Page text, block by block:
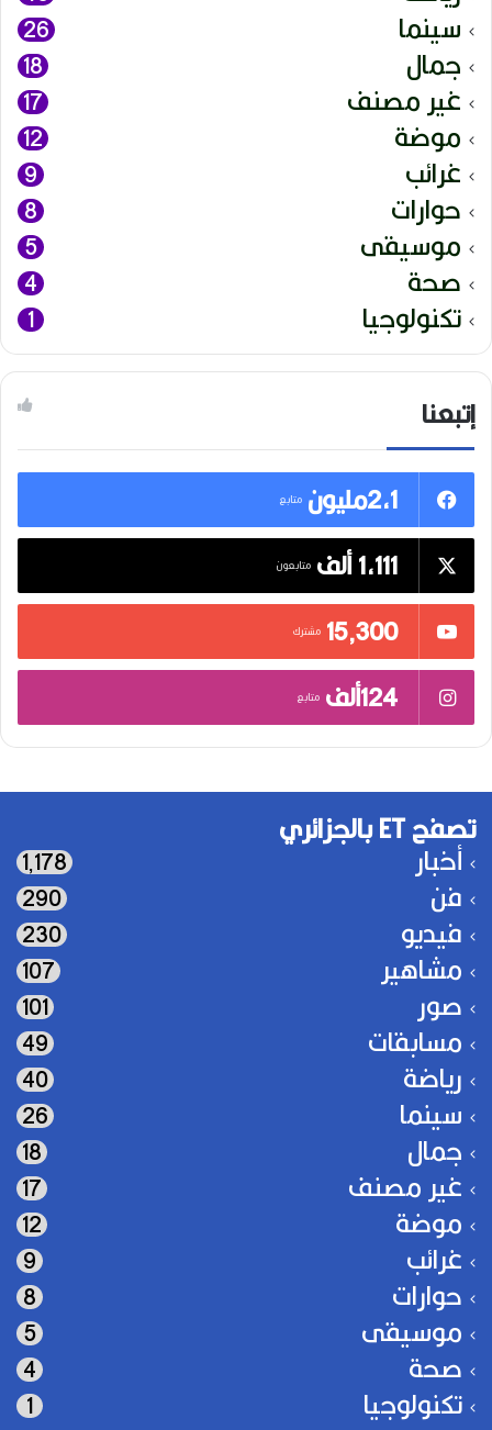
سينما 26
جمال 18
غير مصنف 17
موضة 12
غرائب 9
حوارات 8
موسيقى 5
صحة 4
تكنولوجيا 1
إتبعنا
2,1مليون
متابع
1,111 ألف متابعون
15٬300 مشترك
124ألف متابع
تصفح ET بالجزائري
أخبار 1٬178
فن 290
فيديو 230
مشاهير 107
صور 101
مسابقات 49
رياضة 40
سينما 26
جمال 18
غير مصنف 17
موضة 12
غرائب 9
حوارات 8
موسيقى 5
صحة 4
تكنولوجيا 1